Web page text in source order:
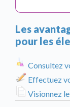
Les
pour les
Consultez
Effectuez
Visionnez